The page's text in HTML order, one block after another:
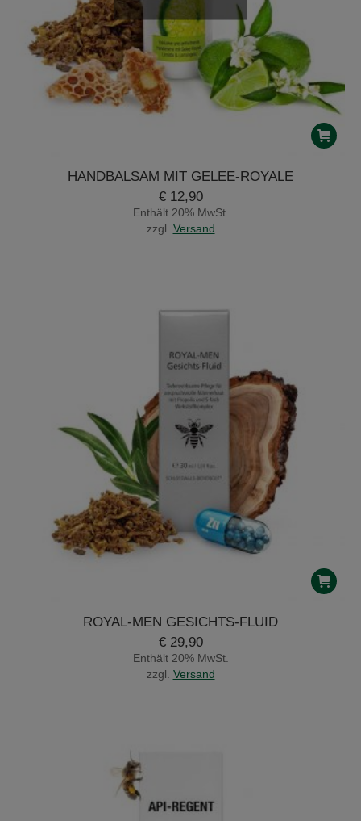
HANDBALSAM MIT GELEE-ROYALE
€12,90
Enthält 20% MwSt.
zzgl. Versand
ROYAL-MEN GESICHTS-FLUID
€29,90
Enthält 20% MwSt.
zzgl. Versand